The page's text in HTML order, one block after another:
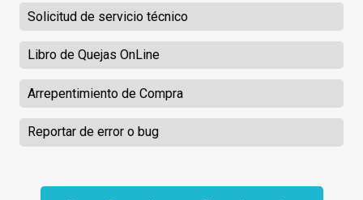
Solicitud de servicio técnico
Libro de Quejas OnLine
Arrepentimiento de Compra
Reportar de error o bug